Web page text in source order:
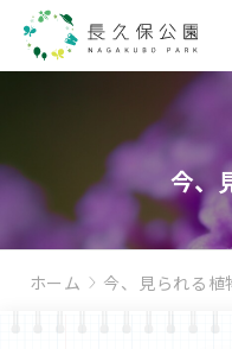
今、
ホーム 今、見られる植